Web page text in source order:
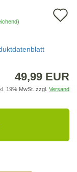
49,99 EUR
19% MwSt. zzgl. Versand